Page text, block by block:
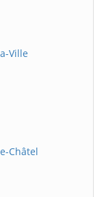
Ville
Châtel